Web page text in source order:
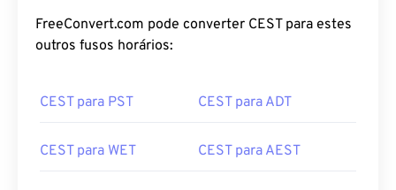
FreeConvert.com pode converter CEST para estes
outros fusos horários:
CEST para PST CEST para ADT
CEST para WET CEST para AEST